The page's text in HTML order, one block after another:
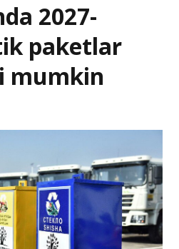
2027-
paketlar
mumkin